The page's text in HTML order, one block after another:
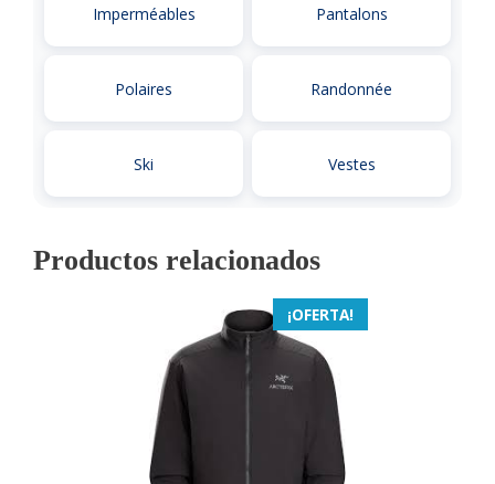
Imperméables Pantalons
Polaires Randonnée
Ski Vestes
Productos relacionados
¡OFERTA!